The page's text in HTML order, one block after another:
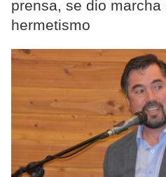
prensa, se dio marcha
hermetismo